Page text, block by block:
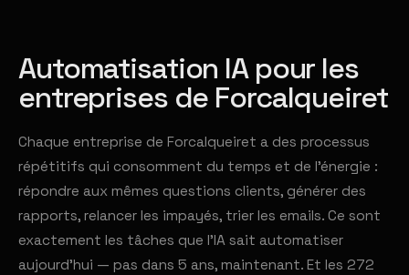
Automatisation IA pour les
entreprises de Forcalqueiret
Chaque entreprise de Forcalqueiret a des processus
répétitifs qui consomment du temps et de l'énergie :
répondre aux mêmes questions clients, générer des
rapports, relancer les impayés, trier les emails. Ce sont
exactement les tâches que l'IA sait automatiser
aujourd'hui — pas dans 5 ans, maintenant. Et les 272